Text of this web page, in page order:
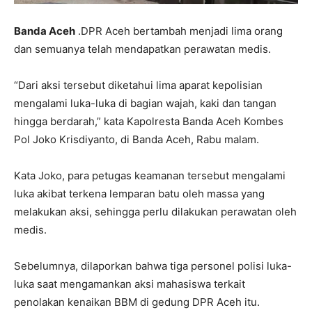
Banda Aceh .DPR Aceh bertambah menjadi lima orang
dan semuanya telah mendapatkan perawatan medis.
“Dari aksi tersebut diketahui lima aparat kepolisian
mengalami luka-luka di bagian wajah, kaki dan tangan
hingga berdarah,” kata Kapolresta Banda Aceh Kombes
Pol Joko Krisdiyanto, di Banda Aceh, Rabu malam.
Kata Joko, para petugas keamanan tersebut mengalami
luka akibat terkena lemparan batu oleh massa yang
melakukan aksi, sehingga perlu dilakukan perawatan oleh
medis.
Sebelumnya, dilaporkan bahwa tiga personel polisi luka-
luka saat mengamankan aksi mahasiswa terkait
penolakan kenaikan BBM di gedung DPR Aceh itu.